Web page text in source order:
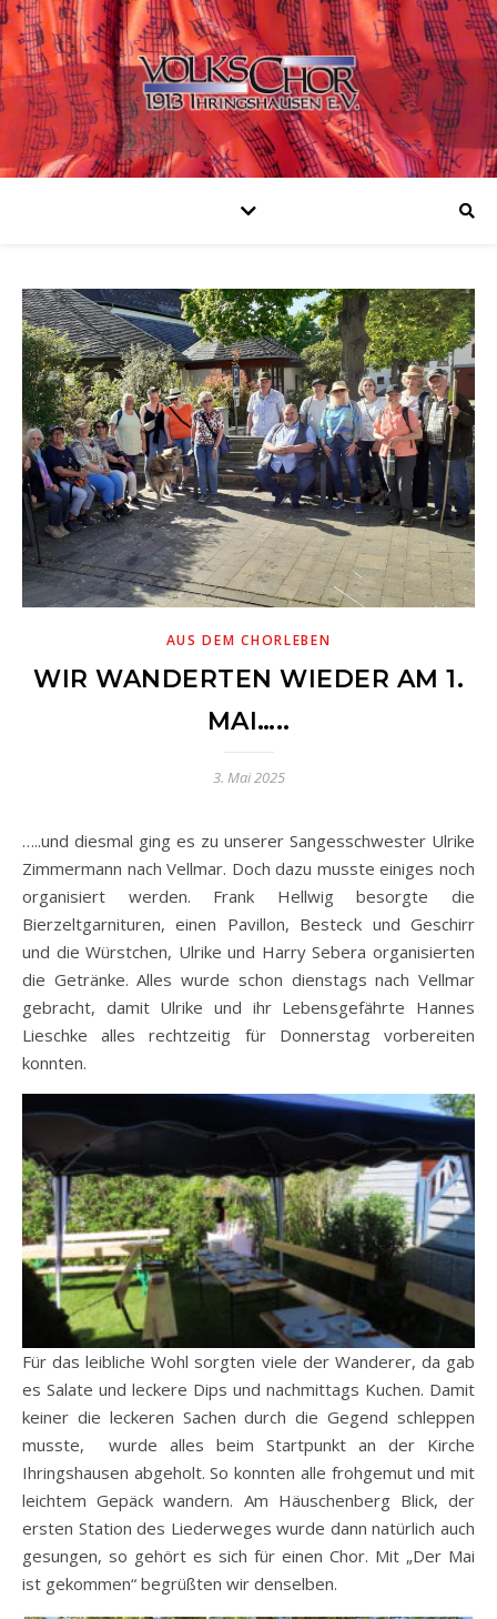
AUS DEM CHORLEBEN
WIR WANDERTEN WIEDER AM 1.
MAI…..
3. Mai 2025
…..und diesmal ging es zu unserer Sangesschwester Ulrike
Zimmermann nach Vellmar. Doch dazu musste einiges noch
organisiert werden. Frank Hellwig besorgte die
Bierzeltgarnituren, einen Pavillon, Besteck und Geschirr
und die Würstchen, Ulrike und Harry Sebera organisierten
die Getränke. Alles wurde schon dienstags nach Vellmar
gebracht, damit Ulrike und ihr Lebensgefährte Hannes
Lieschke alles rechtzeitig für Donnerstag vorbereiten
konnten.
Für das leibliche Wohl sorgten viele der Wanderer, da gab
es Salate und leckere Dips und nachmittags Kuchen. Damit
keiner die leckeren Sachen durch die Gegend schleppen
musste, wurde alles beim Startpunkt an der Kirche
Ihringshausen abgeholt. So konnten alle frohgemut und mit
leichtem Gepäck wandern. Am Häuschenberg Blick, der
ersten Station des Liederweges wurde dann natürlich auch
gesungen, so gehört es sich für einen Chor. Mit „Der Mai
ist gekommen“ begrüßten wir denselben.